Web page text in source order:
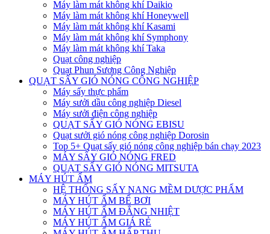
Máy làm mát không khí Daikio
Máy làm mát không khí Honeywell
Máy làm mát không khí Kasami
Máy làm mát không khí Symphony
Máy làm mát không khí Taka
Quạt công nghiệp
Quạt Phun Sương Công Nghiệp
QUẠT SẤY GIÓ NÓNG CÔNG NGHIỆP
Máy sấy thực phẩm
Máy sưởi dầu công nghiệp Diesel
Máy sưởi điện công nghiệp
QUẠT SẤY GIÓ NÓNG EBISU
Quạt sưởi gió nóng công nghiệp Dorosin
Top 5+ Quạt sấy gió nóng công nghiệp bán chạy 2023
MÁY SẤY GIÓ NÓNG FRED
QUẠT SẤY GIÓ NÓNG MITSUTA
MÁY HÚT ẨM
HỆ THỐNG SẤY NANG MỀM DƯỢC PHẨM
MÁY HÚT ẨM BỂ BƠI
MÁY HÚT ẨM ĐẲNG NHIỆT
MÁY HÚT ẨM GIÁ RẺ